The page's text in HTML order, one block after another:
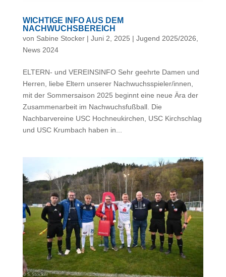
WICHTIGE INFO AUS DEM
NACHWUCHSBEREICH
von Sabine Stocker| Juni 2, 2025 | Jugend 2025/2026,
News 2024
ELTERN- und VEREINSINFO Sehr geehrte Damen und
Herren, liebe Eltern unserer Nachwuchsspieler/innen,
mit der Sommersaison 2025 beginnt eine neue Ära der
Zusammenarbeit im Nachwuchsfußball. Die
Nachbarvereine USC Hochneukirchen, USC Kirchschlag
und USC Krumbach haben in...